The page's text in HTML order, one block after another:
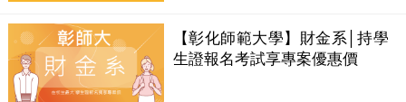
【彰化師範大學】財金系│持學
生證報名考試享專案優惠價